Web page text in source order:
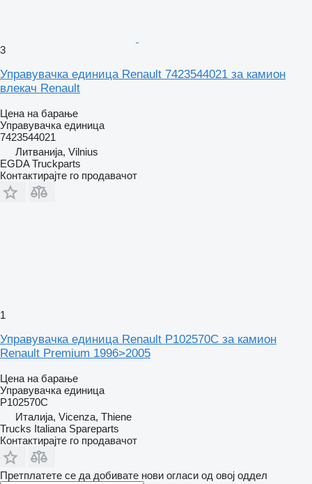
3
Управувачка единица Renault 7423544021 за камион
влекач Renault
Цена на барање
Управувачка единица
7423544021
Литванија, Vilnius
EGDA Truckparts
Контактирајте го продавачот
1
Управувачка единица Renault P102570C за камион
Renault Premium 1996>2005
Цена на барање
Управувачка единица
P102570C
Италија, Vicenza, Thiene
Trucks Italiana Spareparts
Контактирајте го продавачот
Претплатете се да добивате нови огласи од овој оддел